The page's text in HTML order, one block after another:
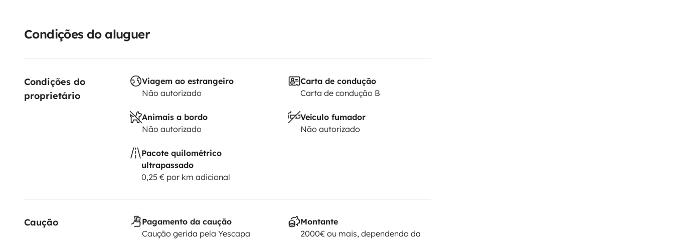
Condições do aluguer
Condições do
proprietário
Viagem ao estrangeiro
Não autorizado
Carta de condução
Carta de condução B
Animais a bordo
Não autorizado
Veículo fumador
Não autorizado
Pacote quilométrico
ultrapassado
0,25 € por km adicional
Caução
Pagamento da caução
Caução gerida pela Yescapa
Montante
2000€ ou mais, dependendo da